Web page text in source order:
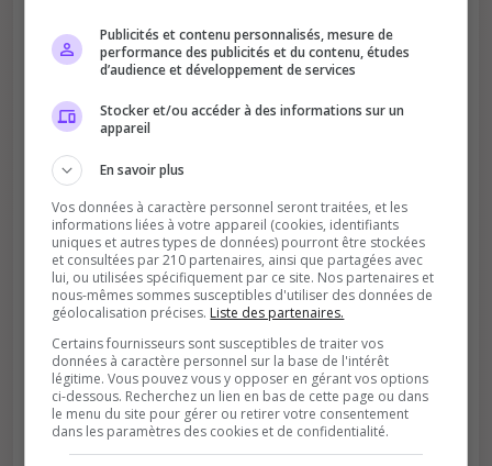
Améliore le classement
Votre vote aide le serveur à monter dans le
Soutient la communauté
Plus de visibilité = plus de joueurs
Publicités et contenu personnalisés, mesure de
performance des publicités et du contenu, études
d’audience et développement de services
Stocker et/ou accéder à des informations sur un
appareil
En savoir plus
Vos données à caractère personnel seront traitées, et les
informations liées à votre appareil (cookies, identifiants
uniques et autres types de données) pourront être stockées
et consultées par 210 partenaires, ainsi que partagées avec
lui, ou utilisées spécifiquement par ce site. Nos partenaires et
nous-mêmes sommes susceptibles d'utiliser des données de
géolocalisation précises. Liste des partenaires.
Certains fournisseurs sont susceptibles de traiter vos
données à caractère personnel sur la base de l'intérêt
légitime. Vous pouvez vous y opposer en gérant vos options
ci-dessous. Recherchez un lien en bas de cette page ou dans
le menu du site pour gérer ou retirer votre consentement
dans les paramètres des cookies et de confidentialité.